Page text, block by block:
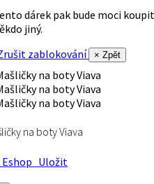
dárek pak bude moci
jiný.
zablokování
× Zpět
na boty Viava
Uložit